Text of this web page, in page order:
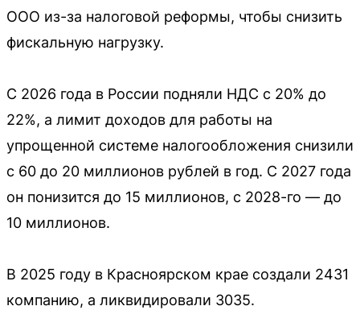
ООО из-за налоговой реформы, чтобы снизить
фискальную нагрузку.
С 2026 года в России подняли НДС с 20% до
22%, а лимит доходов для работы на
упрощенной системе налогообложения снизили
с 60 до 20 миллионов рублей в год. С 2027 года
он понизится до 15 миллионов, с 2028-го — до
10 миллионов.
В 2025 году в Красноярском крае создали 2431
компанию, а ликвидировали 3035.